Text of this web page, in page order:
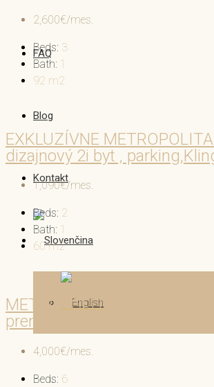
FAQ
Blog
Kontakt
2,600€/mes.
Beds: 3
Bath: 1
92 m2
EXKLUZÍVNE
dizajnový 2i byt ,
1,090€/mes.
Beds: 2
Bath: 1
60 m2
METROPOLITAN │Luxusný 6i
prenájom v Bratislave s
4,000€/mes.
Beds: 6